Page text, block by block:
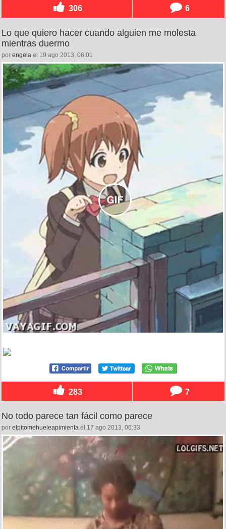
306 6
Lo que quiero hacer cuando alguien me molesta
mientras duermo
por engela el 19 ago 2013, 06:01
283 7
No todo parece tan fácil como parece
por elpitomehueleapimienta el 17 ago 2013, 06:33